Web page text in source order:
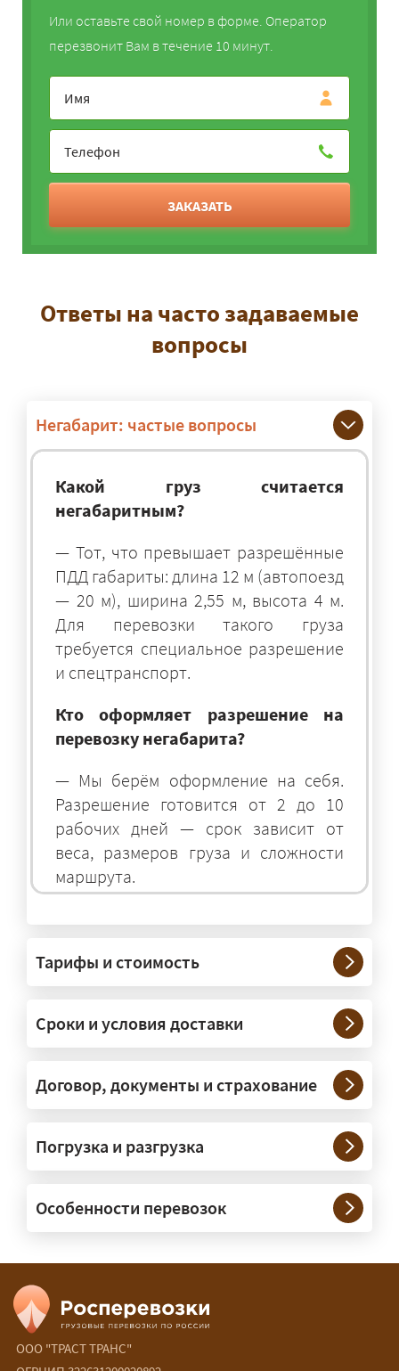
Или оставьте свой номер в форме. Оператор
перезвонит Вам в течение 10 минут.
ЗАКАЗАТЬ
Ответы на часто задаваемые
вопросы
Негабарит: частые вопросы
Какой груз считается
негабаритным?
— Тот, что превышает разрешённые
ПДД габариты: длина 12 м (автопоезд
— 20 м), ширина 2,55 м, высота 4 м.
Для перевозки такого груза
требуется специальное разрешение
и спецтранспорт.
Кто оформляет разрешение на
перевозку негабарита?
— Мы берём оформление на себя.
Разрешение готовится от 2 до 10
рабочих дней — срок зависит от
веса, размеров груза и сложности
маршрута.
— На тралах и низкорамниках —
платформах, рассчитанных на
крупногабаритную технику и
конструкции. Транспорт подбираем
под конкретные размеры и вес груза.
сопровождение?
организуем. Потребность в машинах
прикрытия зависит от габаритов
груза и маршрута; это определяется
Сколько стоит перевозка
негабарита?
Тарифы и стоимость
Сроки и условия доставки
Договор, документы и страхование
Погрузка и разгрузка
Особенности перевозок
ООО "ТРАСТ ТРАНС"